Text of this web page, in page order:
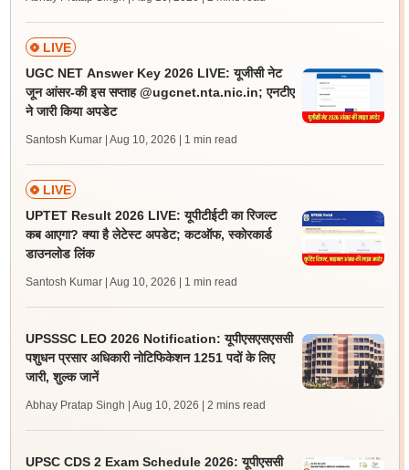
LIVE
UGC NET Answer Key 2026 LIVE: यूजीसी नेट
जून आंसर-की इस सप्ताह @ugcnet.nta.nic.in; एनटीए
ने जारी किया अपडेट
Santosh Kumar | Aug 10, 2026 | 1 min read
LIVE
UPTET Result 2026 LIVE: यूपीटीईटी का रिजल्ट
कब आएगा? क्या है लेटेस्ट अपडेट; कटऑफ, स्कोरकार्ड
डाउनलोड लिंक
Santosh Kumar | Aug 10, 2026 | 1 min read
UPSSSC LEO 2026 Notification: यूपीएसएसएससी
पशुधन प्रसार अधिकारी नोटिफिकेशन 1251 पदों के लिए
जारी, शुल्क जानें
Abhay Pratap Singh | Aug 10, 2026 | 2 mins read
UPSC CDS 2 Exam Schedule 2026: यूपीएससी